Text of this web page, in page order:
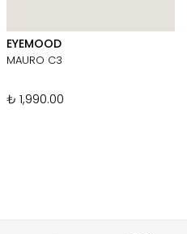
EYEMOOD
MAURO C3
₺ 1,990.00